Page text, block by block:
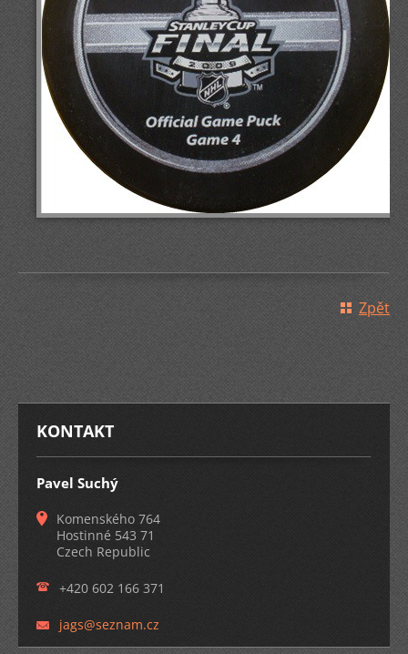
Zpět
KONTAKT
Pavel Suchý
Komenského 764
Hostinné 543 71
Czech Republic
+420 602 166 371
jags@seznam.cz